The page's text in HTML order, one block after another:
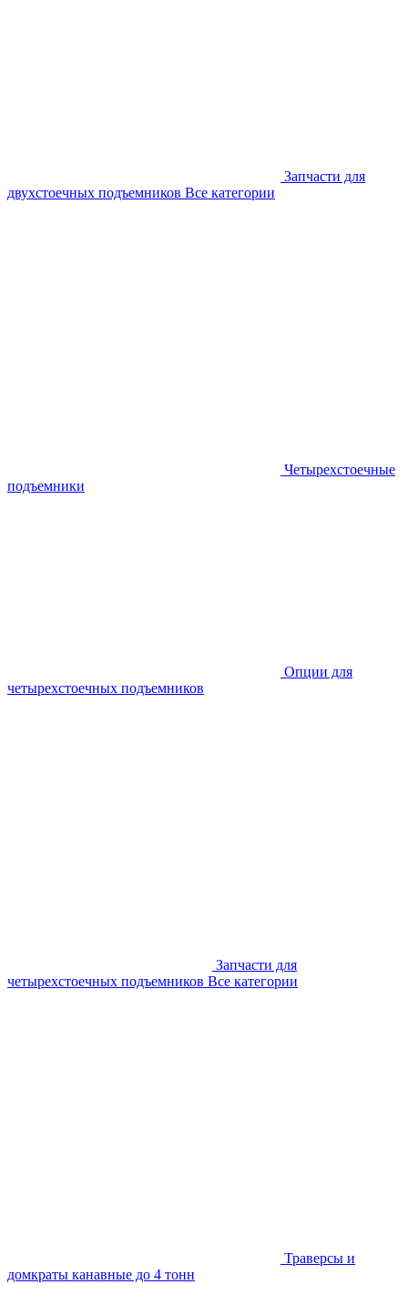
Запчасти для
двухстоечных подъемников Все категории
Четырехстоечные
подъемники
Опции для
четырехстоечных подъемников
Запчасти для
четырехстоечных подъемников Все категории
Траверсы и
домкраты канавные до 4 тонн